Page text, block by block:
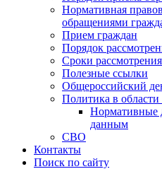
Нормативная
обращениями
Прием граждан
Порядок
Сроки
Полезные ссылки
Общероссийский
Политика в
Нормативные
данным
СВО
Контакты
Поиск по сайту